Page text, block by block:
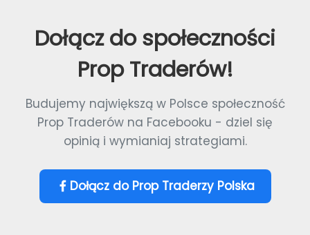
Dołącz do społeczności
Prop Traderów!
Budujemy największą w Polsce społeczność
Prop Traderów na Facebooku - dziel się
opinią i wymianiaj strategiami.
Dołącz do Prop Traderzy Polska